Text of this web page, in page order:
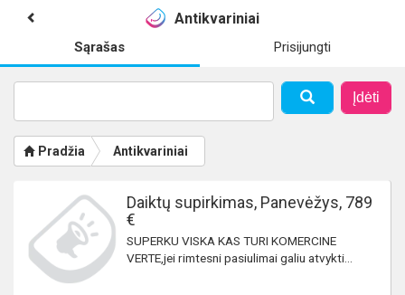
Antikvariniai
Sąrašas Prisijungti
Įdėti
Pradžia Antikvariniai
Daiktų supirkimas, Panevėžys, 789
€
SUPERKU VISKA KAS TURI KOMERCINE
VERTE,jei rimtesni pasiulimai galiu atvykti...